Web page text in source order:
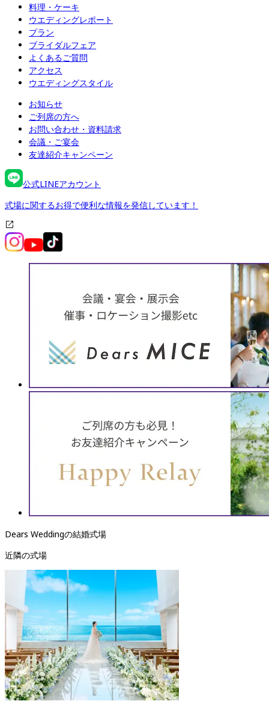
料理・ケーキ
ウエディングレポート
プラン
ブライダルフェア
よくあるご質問
アクセス
ウエディングスタイル
お知らせ
ご列席の方へ
お問い合わせ・資料請求
会議・ご宴会
友達紹介キャンペーン
公式LINEアカウント
式場に関するお得で便利な情報を発信しています！
Dears Weddingの結婚式場
近隣の式場